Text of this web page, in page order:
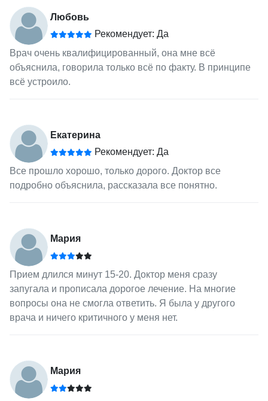
Любовь
Рекомендует: Да
Врач очень квалифицированный, она мне всё
объяснила, говорила только всё по факту. В принципе
всё устроило.
Екатерина
Рекомендует: Да
Все прошло хорошо, только дорого. Доктор все
подробно объяснила, рассказала все понятно.
Мария
Прием длился минут 15-20. Доктор меня сразу
запугала и прописала дорогое лечение. На многие
вопросы она не смогла ответить. Я была у другого
врача и ничего критичного у меня нет.
Мария